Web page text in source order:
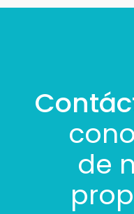
de